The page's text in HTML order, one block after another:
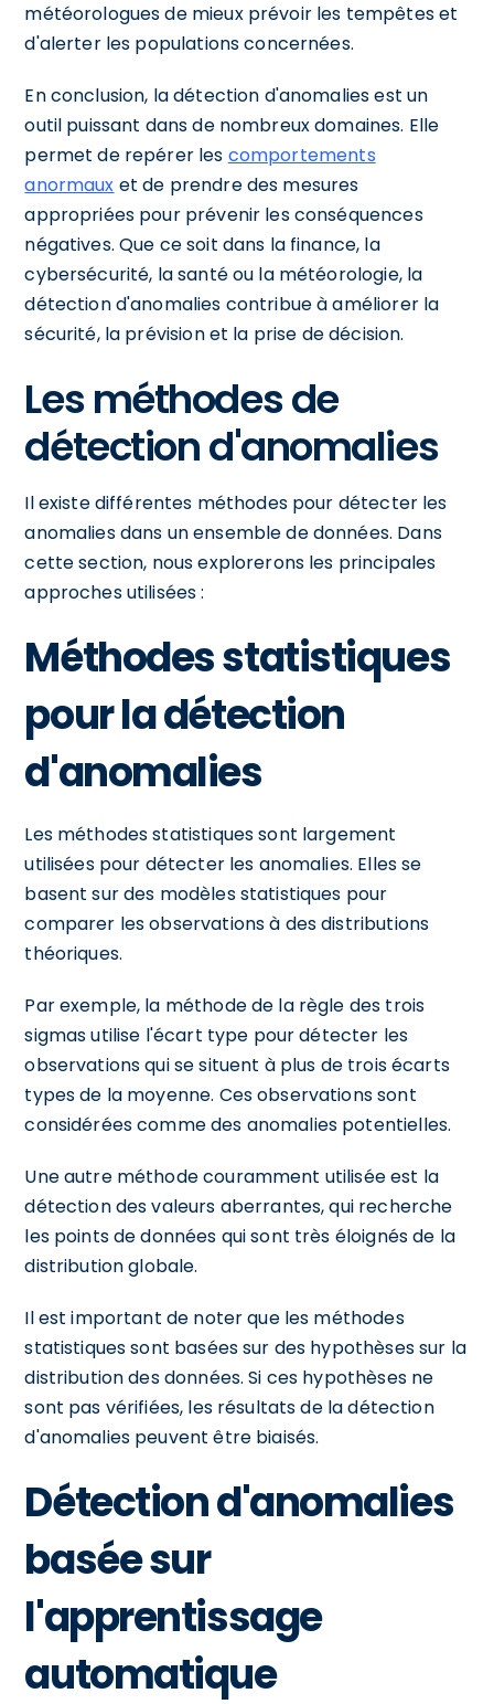
météorologues de mieux prévoir les tempêtes et
d'alerter les populations concernées.
En conclusion, la détection d'anomalies est un
outil puissant dans de nombreux domaines. Elle
permet de repérer les comportements
anormaux et de prendre des mesures
appropriées pour prévenir les conséquences
négatives. Que ce soit dans la finance, la
cybersécurité, la santé ou la météorologie, la
détection d'anomalies contribue à améliorer la
sécurité, la prévision et la prise de décision.
Les méthodes de
détection d'anomalies
Il existe différentes méthodes pour détecter les
anomalies dans un ensemble de données. Dans
cette section, nous explorerons les principales
approches utilisées :
Méthodes statistiques
pour la détection
d'anomalies
Les méthodes statistiques sont largement
utilisées pour détecter les anomalies. Elles se
basent sur des modèles statistiques pour
comparer les observations à des distributions
théoriques.
Par exemple, la méthode de la règle des trois
sigmas utilise l'écart type pour détecter les
observations qui se situent à plus de trois écarts
types de la moyenne. Ces observations sont
considérées comme des anomalies potentielles.
Une autre méthode couramment utilisée est la
détection des valeurs aberrantes, qui recherche
les points de données qui sont très éloignés de la
distribution globale.
Il est important de noter que les méthodes
statistiques sont basées sur des hypothèses sur la
distribution des données. Si ces hypothèses ne
sont pas vérifiées, les résultats de la détection
d'anomalies peuvent être biaisés.
Détection d'anomalies
basée sur
l'apprentissage
automatique